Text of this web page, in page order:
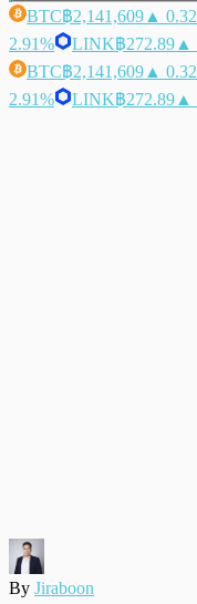
BTC฿2,141,609 ▲
2.91%
LINK฿272.89 ▲
BTC฿2,141,609 ▲
2.91%
LINK฿272.89 ▲
By Jiraboon